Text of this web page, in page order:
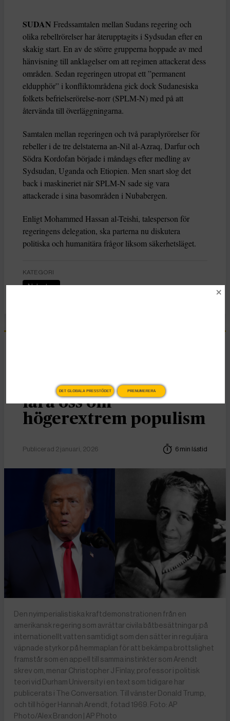
SUDAN Fredssamtalen mellan Sudans regering och
olika rebellrörelser har återupptagits i Sydsudan efter en
skakig start. En av de större grupperna hoppade av med
hänvisning till anklagelser om att regimen attackerat dess
områden. Sedan regeringen utropat ett ”permanent
eldupphör” i konfliktområdena gick dock Sudanesiska
folkets befrielserörelse-norr (SPLM-N) med på att
återvända till överläggningarna.
Samtalen mellan regeringen och två paraplyrörelser för
rebeller i de tre delstaterna an-Nil al-Azraq, Darfur och
Södra Kordofan började i måndags efter medling av
Sydsudan, Uganda och Etiopien. Men snart slog det
back i maskineriet när SPLM-N sade sig vara
attackerade i sina basområden i Nubabergen.
Enligt Mohammed Hassan al-Teishi, talesperson för
regeringens delegation, ska parterna nu diskutera
politiska och humanitära frågor liksom säkerhetsläget.
KATEGORI
Nyheter
Vad Hanna Arendt kan
lära oss om
högerextrem populism
Publicerad 2 januari, 2026 6 min lästid
Den nyimperialistiska kraftdemonstrationen från en
amerikansk regering som avrättar civila båtbesättningar på
internationellt vatten samtidigt som den sätter in reguljära
väpnade styrkor på hemmaplan för att bekämpa brottslighet
framstår som en appell till samma instinkter som Arendt
skrev om, menar Christopher J Finlay, professor i politisk
teori vid Durham University i en text som tidigare har
publicerats i The Conversation. Till vänster Donald Trump,
och till höger Hannah Arendt, fotad 1969. Foto: AP
Photo/Alex Brandon | AP Photo
DET GLOBALA PRESSTÖDET PRENUMERERA